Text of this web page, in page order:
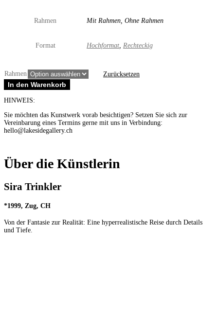
Rahmen Mit Rahmen, Ohne Rahmen
Format Hochformat Rechteckig
Rahmen
Zurücksetzen
Südpol
Menge
In den Warenkorb
HINWEIS:
Sie möchten das Kunstwerk vorab besichtigen? Setzen Sie sich zur
Vereinbarung eines Termins gerne mit uns in Verbindung:
hello@lakesidegallery.ch
Über die Künstlerin
Sira Trinkler
*1999, Zug, CH
Von der Fantasie zur Realität: Eine hyperrealistische Reise durch Details
und Tiefe.